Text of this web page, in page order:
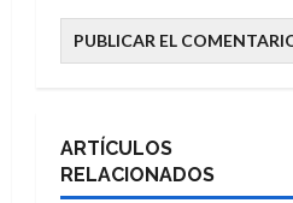
ARTÍCULOS
RELACIONADOS